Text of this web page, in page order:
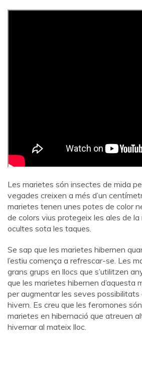
Les marietes són insectes de mida
vegades creixen a més d’un
marietes tenen unes potes de color
de colors vius protegeix les ales de
ocultes sota les taques.
Se sap que les marietes hibernen
l’estiu comença a refrescar-se. Les
grans grups en llocs que s’utilitzen
que les marietes hibernen d’aquesta
per augmentar les seves
hivern. Es creu que les feromones
marietes en hibernació que atreuen
hivernar al mateix lloc.